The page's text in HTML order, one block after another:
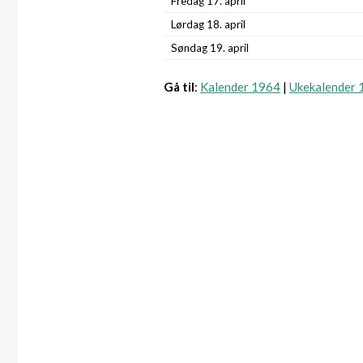
Lørdag 18. april
Søndag 19. april
Gå til: Kalender 1964 | Ukekalender